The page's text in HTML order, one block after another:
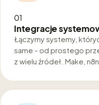
01
Integracje
Łączymy systemy,
same - od prostego
z wielu źródeł. Make,